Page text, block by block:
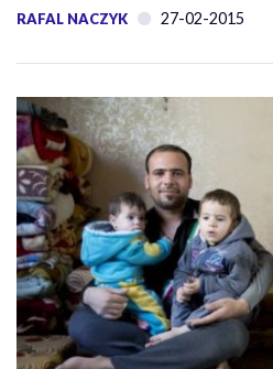
RAFAL NACZYK 27-02-2015